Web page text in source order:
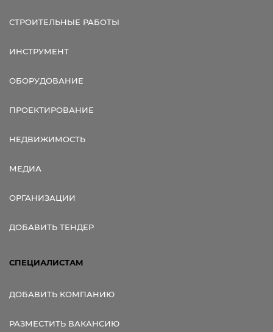
СТРОИТЕЛЬНЫЕ РАБОТЫ
ИНСТРУМЕНТ
ОБОРУДОВАНИЕ
ПРОЕКТИРОВАНИЕ
НЕДВИЖИМОСТЬ
МЕДИА
ОРГАНИЗАЦИИ
ДОБАВИТЬ ТЕНДЕР
СПЕЦИАЛИСТАМ
ДОБАВИТЬ КОМПАНИЮ
РАЗМЕСТИТЬ ВАКАНСИЮ